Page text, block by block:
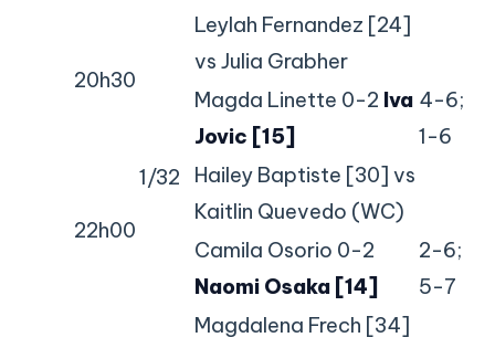
1/32
20h30
Leylah Fernandez [24]
vs Julia Grabher
Magda Linette 0-2 Iva
Jovic [15]
4-6;
1-6
22h00
Hailey Baptiste [30] vs
Kaitlin Quevedo (WC)
Camila Osorio 0-2
Naomi Osaka [14]
2-6;
5-7
Magdalena Frech [34]